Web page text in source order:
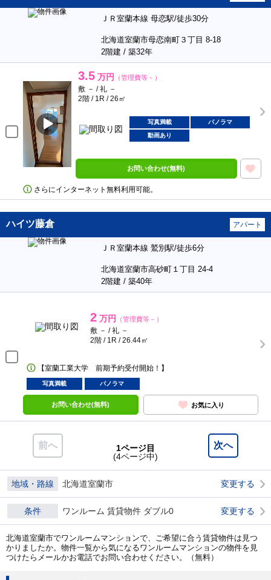
ＪＲ室蘭本線 母恋駅/徒歩30分
北海道室蘭市母恋南町３丁目 8-18
2階建 / 築32年
3.5 万円 （管理費等－）
敷 － / 礼 －
2階 / 1R / 26㎡
写真満載
パノラマ
動画あり
お問い合わせ(無料)
さらにインターネット無料利用可能。
ハイツ藤倉 アパート
ＪＲ室蘭本線 鷲別駅/徒歩6分
北海道室蘭市高砂町１丁目 24-4
2階建 / 築40年
2 万円 （管理費等－）
敷 － / 礼 －
2階 / 1R / 26.44㎡
【室蘭工業大学 前期予約受付開始！】
写真満載 パノラマ
お問い合わせ(無料) お気に入り
前へ 次へ
1ページ目
(4ページ中)
地域・路線 北海道室蘭市 変更する
条件 ワンルーム 賃貸物件 ダブル0 変更する
北海道室蘭市でワンルームマンションで、ご希望に合う賃貸物件は見つ
かりましたか。物件一覧から気になるワンルームマンションの物件を見
つけたらメールかお電話でお問い合わせください。（無料）